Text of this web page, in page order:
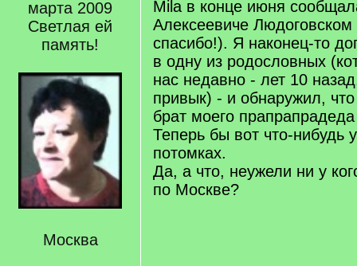
марта 2009
Светлая ей
память!
Москва
Mila в конце июня
Алексеевиче
спасибо!). Я наконец-то
в одну из родословных
нас недавно - лет 10
привык) - и обнаружил,
брат моего
Теперь бы вот что-нибудь
потомках.
Да, а что, неужели ни у
по Москве?